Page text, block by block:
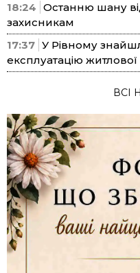
18:24 Останню шану
захисникам
17:37 У Рівному
експлуатацію житлової
ВСІ